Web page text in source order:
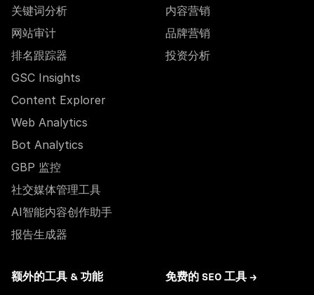
关键词分析
网站审计
排名跟踪器
GSC Insights
Content Explorer
Web Analytics
Bot Analytics
GBP 监控
社交媒体管理工具
AI智能内容创作助手
报告生成器
内容营销
品牌营销
投资分析
额外的工具 & 功能 免费的 SEO 工具 →